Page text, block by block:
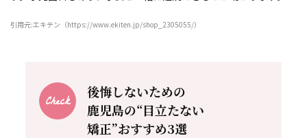
引用元:エキテン（https://www.ekiten.jp/shop_2305055/）
後悔しないための
鹿児島の“目立たない
矯正”おすすめ3選